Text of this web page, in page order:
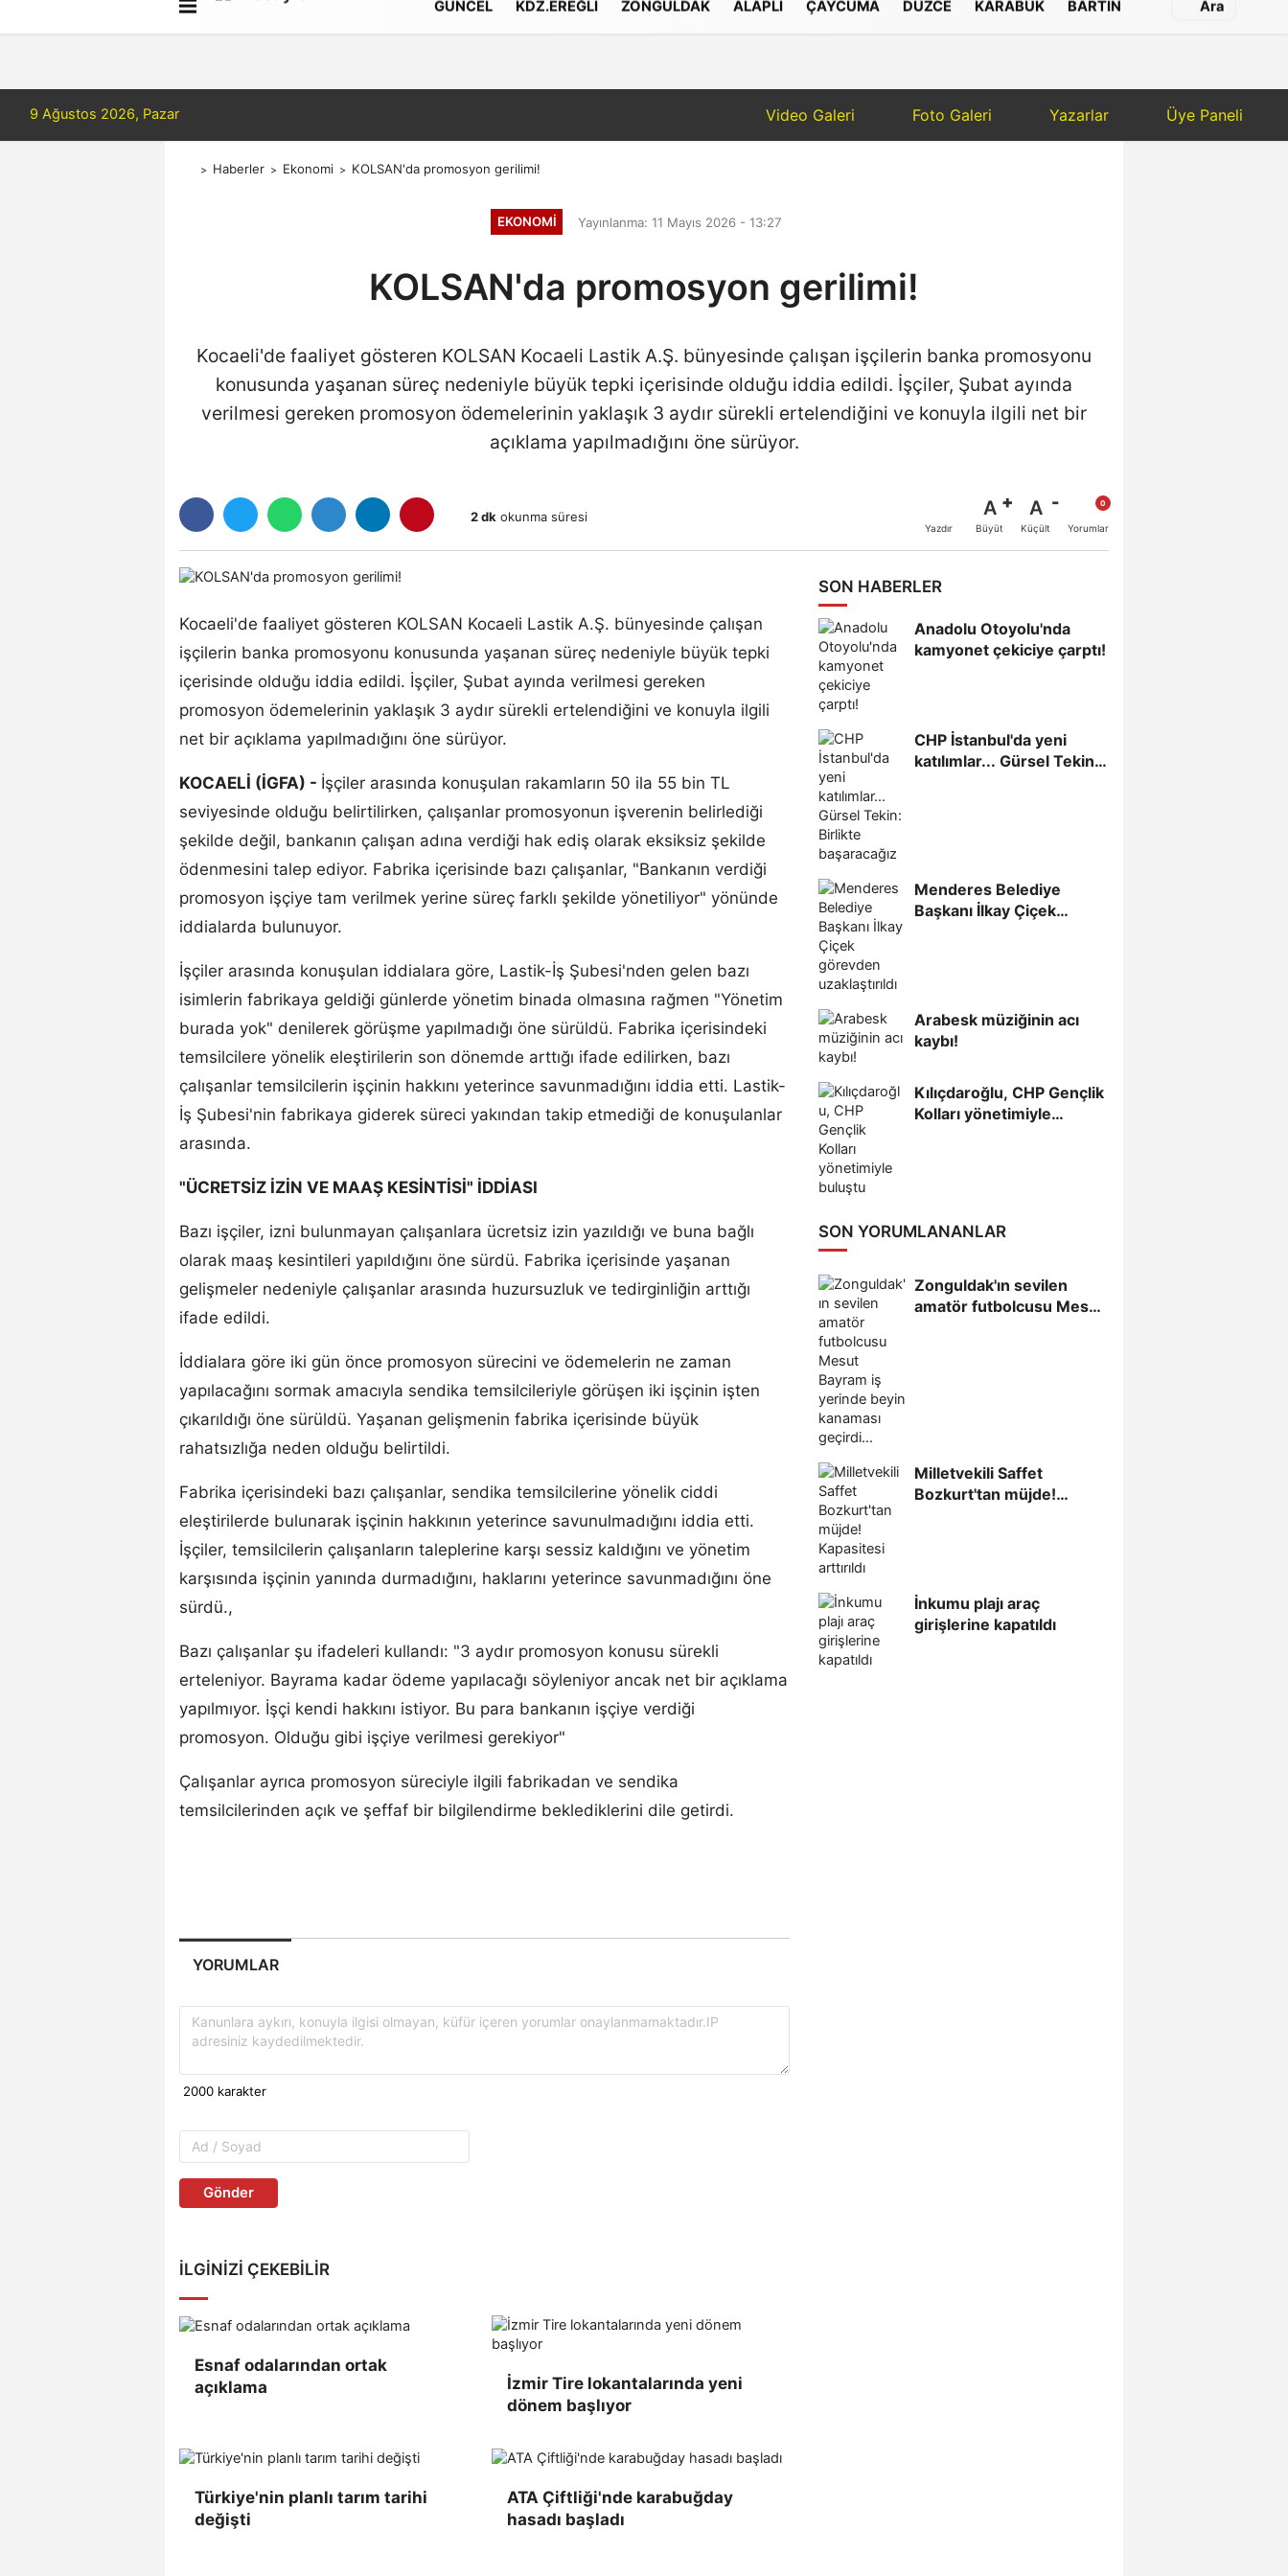
Radyo Karadeniz Dinle
GÜNCEL KDZ.EREĞLI ZONGULDAK ALAPLI ÇAYCUMA DÜZCE KARABÜK BARTIN Ara
9 Ağustos 2026, Pazar Video Galeri Foto Galeri Yazarlar Üye Paneli
Haberler Ekonomi KOLSAN'da promosyon gerilimi!
EKONOMI Yayınlanma: 11 Mayıs 2026 - 13:27
KOLSAN'da promosyon gerilimi!
Kocaeli'de faaliyet gösteren KOLSAN Kocaeli Lastik A.Ş. bünyesinde çalışan işçilerin banka promosyonu
konusunda yaşanan süreç nedeniyle büyük tepki içerisinde olduğu iddia edildi. İşçiler, Şubat ayında
verilmesi gereken promosyon ödemelerinin yaklaşık 3 aydır sürekli ertelendiğini ve konuyla ilgili net bir
açıklama yapılmadığını öne sürüyor.
2 dk okunma süresi
Yazdır
A
Büyüt
A
Küçült Yorumlar
Kocaeli'de faaliyet gösteren KOLSAN Kocaeli Lastik A.Ş. bünyesinde çalışan
işçilerin banka promosyonu konusunda yaşanan süreç nedeniyle büyük tepki
içerisinde olduğu iddia edildi. İşçiler, Şubat ayında verilmesi gereken
promosyon ödemelerinin yaklaşık 3 aydır sürekli ertelendiğini ve konuyla ilgili
net bir açıklama yapılmadığını öne sürüyor.
KOCAELİ (İGFA) - İşçiler arasında konuşulan rakamların 50 ila 55 bin TL
seviyesinde olduğu belirtilirken, çalışanlar promosyonun işverenin belirlediği
şekilde değil, bankanın çalışan adına verdiği hak ediş olarak eksiksiz şekilde
ödenmesini talep ediyor. Fabrika içerisinde bazı çalışanlar, "Bankanın verdiği
promosyon işçiye tam verilmek yerine süreç farklı şekilde yönetiliyor" yönünde
iddialarda bulunuyor.
İşçiler arasında konuşulan iddialara göre, Lastik-İş Şubesi'nden gelen bazı
isimlerin fabrikaya geldiği günlerde yönetim binada olmasına rağmen "Yönetim
burada yok" denilerek görüşme yapılmadığı öne sürüldü. Fabrika içerisindeki
temsilcilere yönelik eleştirilerin son dönemde arttığı ifade edilirken, bazı
çalışanlar temsilcilerin işçinin hakkını yeterince savunmadığını iddia etti. Lastik-
İş Şubesi'nin fabrikaya giderek süreci yakından takip etmediği de konuşulanlar
arasında.
"ÜCRETSİZ İZİN VE MAAŞ KESİNTİSİ" İDDİASI
Bazı işçiler, izni bulunmayan çalışanlara ücretsiz izin yazıldığı ve buna bağlı
olarak maaş kesintileri yapıldığını öne sürdü. Fabrika içerisinde yaşanan
gelişmeler nedeniyle çalışanlar arasında huzursuzluk ve tedirginliğin arttığı
ifade edildi.
İddialara göre iki gün önce promosyon sürecini ve ödemelerin ne zaman
yapılacağını sormak amacıyla sendika temsilcileriyle görüşen iki işçinin işten
çıkarıldığı öne sürüldü. Yaşanan gelişmenin fabrika içerisinde büyük
rahatsızlığa neden olduğu belirtildi.
Fabrika içerisindeki bazı çalışanlar, sendika temsilcilerine yönelik ciddi
eleştirilerde bulunarak işçinin hakkının yeterince savunulmadığını iddia etti.
İşçiler, temsilcilerin çalışanların taleplerine karşı sessiz kaldığını ve yönetim
karşısında işçinin yanında durmadığını, haklarını yeterince savunmadığını öne
sürdü.,
Bazı çalışanlar şu ifadeleri kullandı: "3 aydır promosyon konusu sürekli
erteleniyor. Bayrama kadar ödeme yapılacağı söyleniyor ancak net bir açıklama
yapılmıyor. İşçi kendi hakkını istiyor. Bu para bankanın işçiye verdiği
promosyon. Olduğu gibi işçiye verilmesi gerekiyor"
Çalışanlar ayrıca promosyon süreciyle ilgili fabrikadan ve sendika
temsilcilerinden açık ve şeffaf bir bilgilendirme beklediklerini dile getirdi.
YORUMLAR
Gönder
İLGINIZI ÇEKEBILIR
Esnaf odalarından ortak
açıklama
İzmir Tire lokantalarında yeni
dönem başlıyor
Türkiye'nin planlı tarım tarihi
değişti
ATA Çiftliği'nde karabuğday
hasadı başladı
SON HABERLER
Anadolu Otoyolu'nda
kamyonet çekiciye çarptı!
CHP İstanbul'da yeni
katılımlar... Gürsel Tekin:
Menderes Belediye
Başkanı İlkay Çiçek
Arabesk müziğinin acı
kaybı!
Kılıçdaroğlu, CHP Gençlik
Kolları yönetimiyle
SON YORUMLANANLAR
Zonguldak'ın sevilen
amatör futbolcusu Mesut
Milletvekili Saffet
Bozkurt'tan müjde!
İnkumu plajı araç
girişlerine kapatıldı